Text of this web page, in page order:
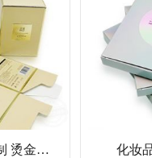
烫金化
化妆